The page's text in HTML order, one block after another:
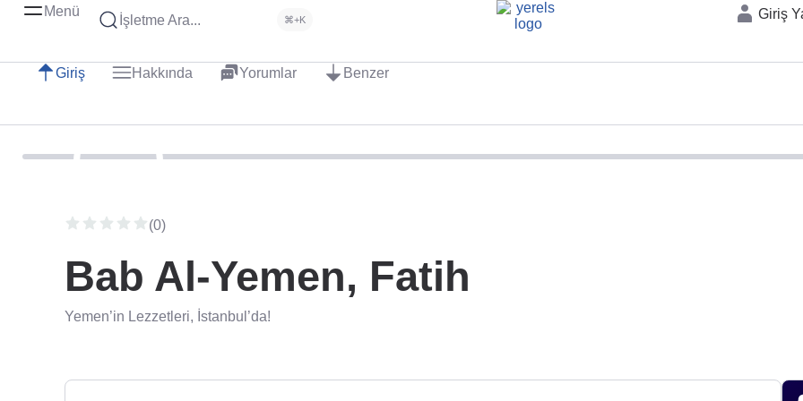
Menü
İşletme Ara... ⌘+K Giriş
Giriş Hakkında Yorumlar Benzer
(0)
Bab Al-Yemen, Fatih
Yemen’in Lezzetleri, İstanbul’da!